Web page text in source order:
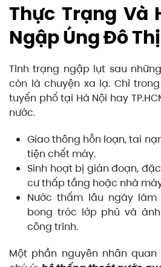
Thực Trạng Và
Ngập Úng Đô Thị
Tình trạng ngập lụt sau
còn là chuyện xa lạ. Chỉ
tuyến phố tại Hà Nội hay
nước.
Giao thông hỗn loạn, tai
tiện chết máy.
Sinh hoạt bị gián đoạn,
cư thấp tầng hoặc nhà
Nước thấm lâu ngày
bong tróc lớp phủ và
công trình.
Một phần nguyên nhân